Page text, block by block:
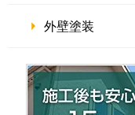
外壁塗装